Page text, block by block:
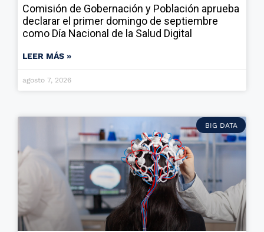
Comisión de Gobernación y Población aprueba
declarar el primer domingo de septiembre
como Día Nacional de la Salud Digital
LEER MÁS »
agosto 7, 2026
BIG DATA